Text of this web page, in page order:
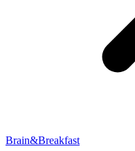
Brain&Breakfast